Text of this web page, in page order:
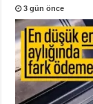
3 gün önce